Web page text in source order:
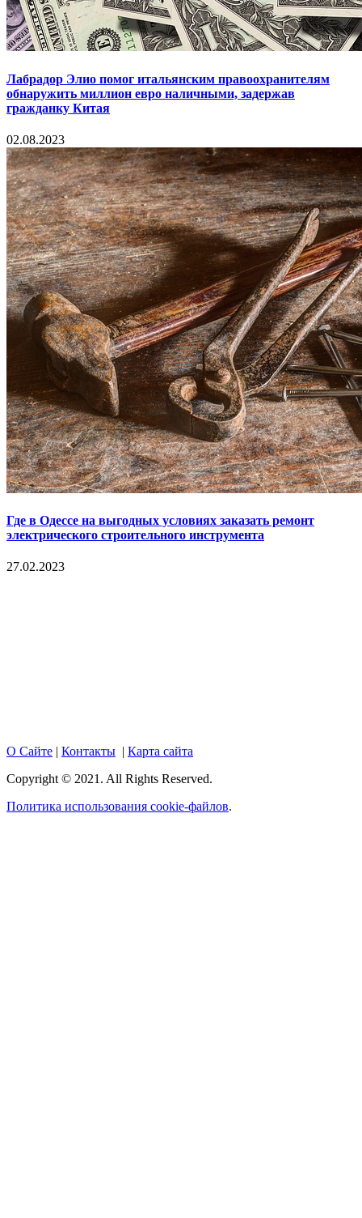
Лабрадор Элио помог итальянским правоохранителям
обнаружить миллион евро наличными, задержав
гражданку Китая
02.08.2023
Где в Одессе на выгодных условиях заказать ремонт
электрического строительного инструмента
27.02.2023
О Сайте | Контакты | Карта сайта
Copyright © 2021. All Rights Reserved.
Политика использования cookie-файлов.